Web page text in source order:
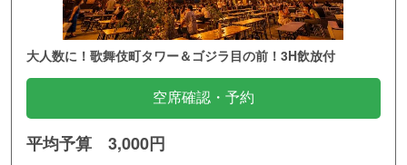
大人数に！歌舞伎町タワー＆ゴジラ目の前！3H飲放付
空席確認・予約
平均予算 3,000円